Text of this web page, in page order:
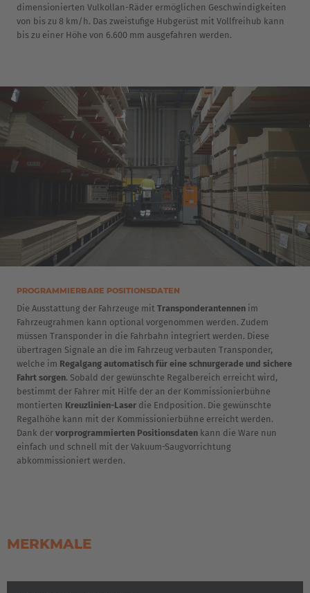
Česká republika
Cesko
Deutsch
Español
Great Britain
English
Italia
Italiano
Luxembourg
Français Deutsch
Nederland
Nederlands
Österreich
dimensionierten Vulkollan-Räder ermöglichen Geschwindigkeiten
von bis zu 8 km/h. Das zweistufige Hubgerüst mit Vollfreihub kann
bis zu einer Höhe von 6.600 mm ausgefahren werden.
PROGRAMMIERBARE POSITIONSDATEN
Die Ausstattung der Fahrzeuge mit Transponderantennen im
Fahrzeugrahmen kann optional vorgenommen werden. Zudem
müssen Transponder in die Fahrbahn integriert werden. Diese
übertragen Signale an die im Fahrzeug verbauten Transponder,
welche im Regalgang automatisch für eine schnurgerade und sichere
Fahrt sorgen. Sobald der gewünschte Regalbereich erreicht wird,
bestimmt der Fahrer mit Hilfe der an der Kommissionierbühne
montierten Kreuzlinien-Laser die Endposition. Die gewünschte
Regalhöhe kann mit der Kommissionierbühne erreicht werden.
Dank der vorprogrammierten Positionsdaten kann die Ware nun
einfach und schnell mit der Vakuum-Saugvorrichtung
abkommissioniert werden.
MERKMALE